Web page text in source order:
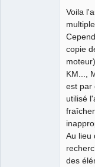
Voila
multiple.
copie
KM...,
est par
utilisé
Au lieu
des